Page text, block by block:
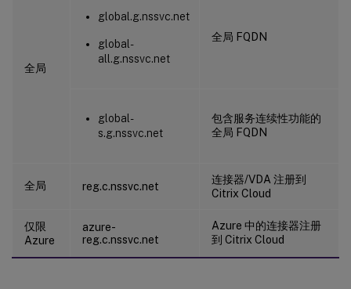
全局
global.g.nssvc.net
global-
all.g.nssvc.net
全局 FQDN
global-
s.g.nssvc.net
包含服务连续性功能的
全局 FQDN
全局 reg.c.nssvc.net
连接器/VDA 注册到
Citrix Cloud
仅限
Azure
azure-
reg.c.nssvc.net
Azure 中的连接器注册
到 Citrix Cloud